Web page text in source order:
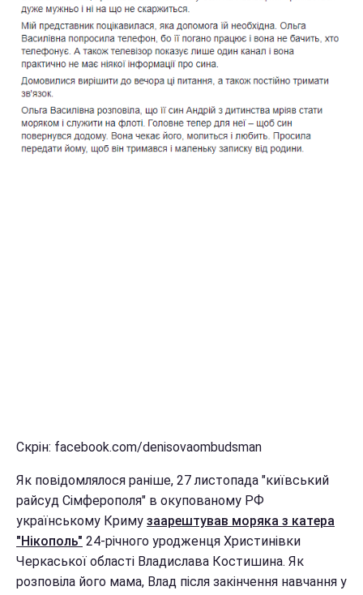
Скрін: facebook.com/denisovaombudsman
Як повідомлялося раніше, 27 листопада "київський
райсуд Сімферополя" в окупованому РФ
українському Криму заарештував моряка з катера
"Нікополь" 24-річного уродженця Христинівки
Черкаської області Владислава Костишина. Як
розповіла його мама, Влад після закінчення навчання у